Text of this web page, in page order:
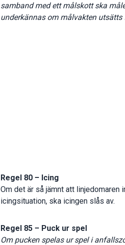
samband med ett målskott ska
underkännas om målvakten
Regel 80 – Icing
Om det är så jämnt att linjedomaren
icingsituation, ska icingen slås av.
Regel 85 – Puck ur spel
Om pucken spelas ur spel i